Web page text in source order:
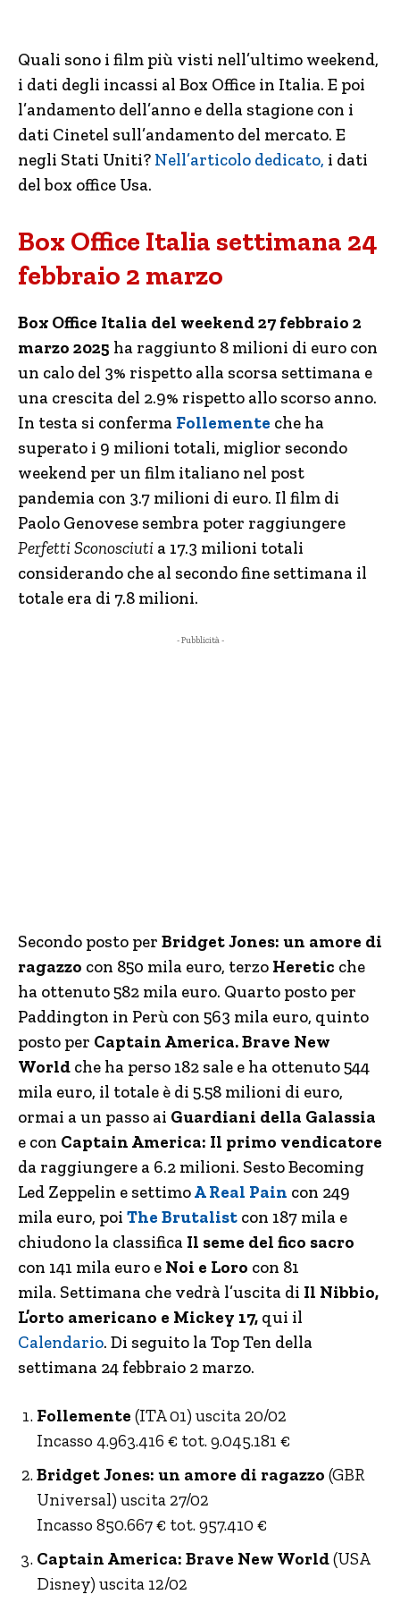
Quali sono i film più visti nell’ultimo weekend,
i dati degli incassi al Box Office in Italia. E poi
l’andamento dell’anno e della stagione con i
dati Cinetel sull’andamento del mercato. E
negli Stati Uniti? Nell’articolo dedicato, i dati
del box office Usa.
Box Office Italia settimana 24
febbraio 2 marzo
Box Office Italia del weekend 27 febbraio 2
marzo 2025 ha raggiunto 8 milioni di euro con
un calo del 3% rispetto alla scorsa settimana e
una crescita del 2.9% rispetto allo scorso anno.
In testa si conferma Follemente che ha
superato i 9 milioni totali, miglior secondo
weekend per un film italiano nel post
pandemia con 3.7 milioni di euro. Il film di
Paolo Genovese sembra poter raggiungere
Perfetti Sconosciuti a 17.3 milioni totali
considerando che al secondo fine settimana il
totale era di 7.8 milioni.
- Pubblicità -
Secondo posto per BridgetJones: un amore di
ragazzo con 850 mila euro, terzo Heretic che
ha ottenuto 582 mila euro. Quarto posto per
Paddington in Perù con 563 mila euro, quinto
posto per Captain America. Brave New
World che ha perso 182 sale e ha ottenuto 544
mila euro, il totale è di 5.58 milioni di euro,
ormai a un passo ai Guardiani della Galassia
e con Captain America: Il primo vendicatore
da raggiungere a 6.2 milioni. Sesto Becoming
Led Zeppelin e settimoA Real Pain con 249
mila euro, poi The Brutalist con 187 mila e
chiudono la classifica Il seme del fico sacro
con 141 mila euro e Noi e Loro con 81
mila. Settimana che vedrà l’uscita di Il Nibbio,
L’orto americano e Mickey 17, qui il
Calendario. Di seguito la Top Ten della
settimana 24 febbraio 2 marzo.
Follemente (ITA 01) uscita 20/02
Incasso 4.963.416 € tot. 9.045.181 €
Bridget Jones: un amore di ragazzo (GBR
Universal) uscita 27/02
Incasso 850.667 € tot. 957.410 €
Captain America: Brave New World(USA
Disney) uscita 12/02